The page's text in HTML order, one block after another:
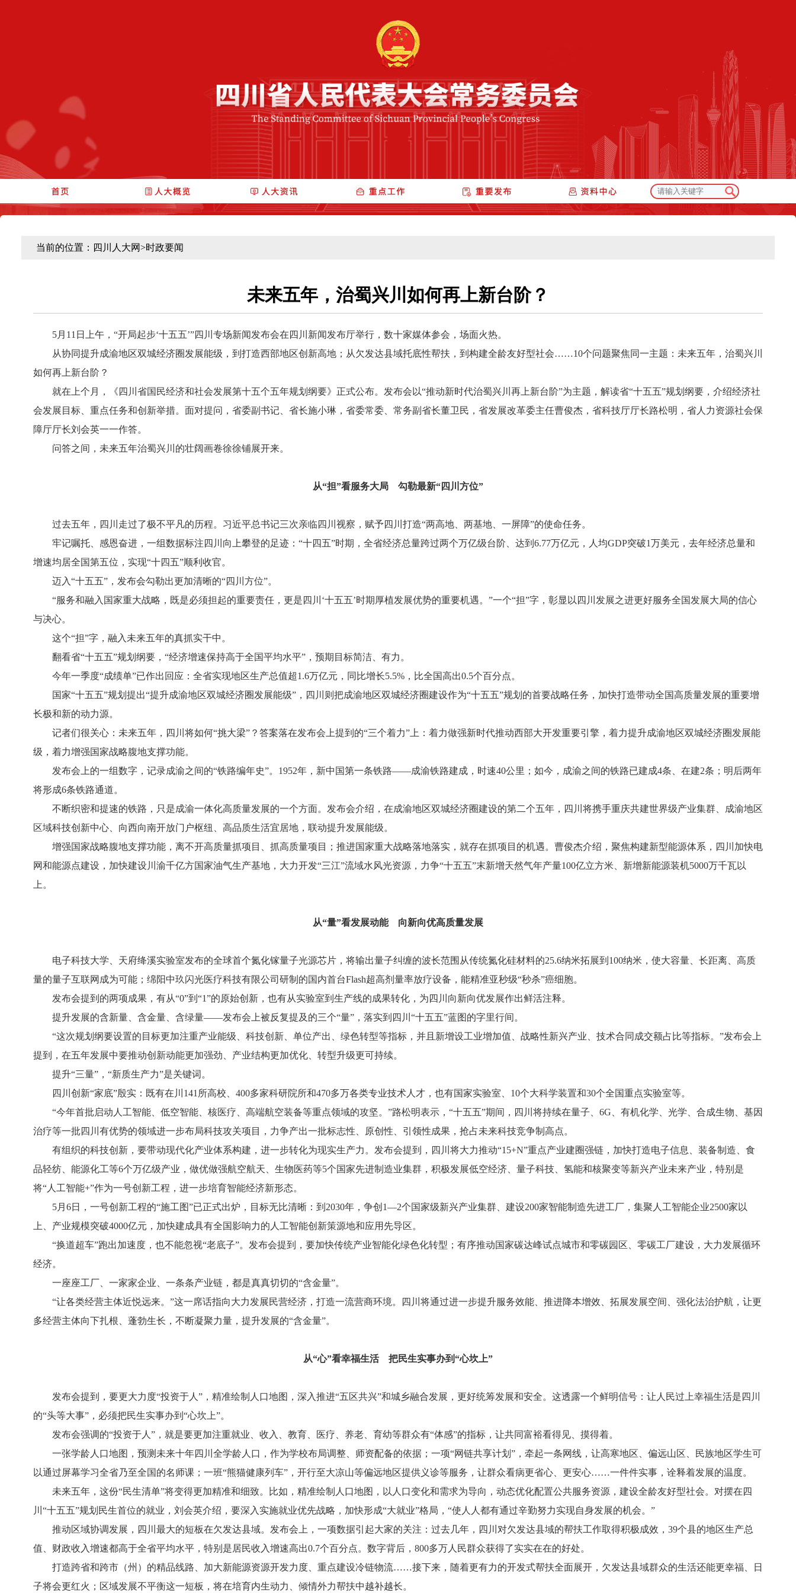
当前的位置： 四川人大网>时政要闻
未来五年，治蜀兴川如何再上新台阶？
5月11日上午，“开局起步‘十五五’”四川专场新闻发布会在四川新闻发布厅举行，数十家媒体参会，场面火热。
从协同提升成渝地区双城经济圈发展能级，到打造西部地区创新高地；从欠发达县域托底性帮扶，到构建全龄友好型社会……10个问题聚焦同一主题：未来五年，治蜀兴川
如何再上新台阶？
就在上个月，《四川省国民经济和社会发展第十五个五年规划纲要》正式公布。发布会以“推动新时代治蜀兴川再上新台阶”为主题，解读省“十五五”规划纲要，介绍经济社
会发展目标、重点任务和创新举措。面对提问，省委副书记、省长施小琳，省委常委、常务副省长董卫民，省发展改革委主任曹俊杰，省科技厅厅长路松明，省人力资源社会保
障厅厅长刘会英一一作答。
问答之间，未来五年治蜀兴川的壮阔画卷徐徐铺展开来。
从“担”看服务大局 勾勒最新“四川方位”
过去五年，四川走过了极不平凡的历程。习近平总书记三次亲临四川视察，赋予四川打造“两高地、两基地、一屏障”的使命任务。
牢记嘱托、感恩奋进，一组数据标注四川向上攀登的足迹：“十四五”时期，全省经济总量跨过两个万亿级台阶、达到6.77万亿元，人均GDP突破1万美元，去年经济总量和
增速均居全国第五位，实现“十四五”顺利收官。
迈入“十五五”，发布会勾勒出更加清晰的“四川方位”。
“服务和融入国家重大战略，既是必须担起的重要责任，更是四川‘十五五’时期厚植发展优势的重要机遇。”一个“担”字，彰显以四川发展之进更好服务全国发展大局的信心
与决心。
这个“担”字，融入未来五年的真抓实干中。
翻看省“十五五”规划纲要，“经济增速保持高于全国平均水平”，预期目标简洁、有力。
今年一季度“成绩单”已作出回应：全省实现地区生产总值超1.6万亿元，同比增长5.5%，比全国高出0.5个百分点。
国家“十五五”规划提出“提升成渝地区双城经济圈发展能级”，四川则把成渝地区双城经济圈建设作为“十五五”规划的首要战略任务，加快打造带动全国高质量发展的重要增
长极和新的动力源。
记者们很关心：未来五年，四川将如何“挑大梁”？答案落在发布会上提到的“三个着力”上：着力做强新时代推动西部大开发重要引擎，着力提升成渝地区双城经济圈发展能
级，着力增强国家战略腹地支撑功能。
发布会上的一组数字，记录成渝之间的“铁路编年史”。1952年，新中国第一条铁路——成渝铁路建成，时速40公里；如今，成渝之间的铁路已建成4条、在建2条；明后两年
将形成6条铁路通道。
不断织密和提速的铁路，只是成渝一体化高质量发展的一个方面。发布会介绍，在成渝地区双城经济圈建设的第二个五年，四川将携手重庆共建世界级产业集群、成渝地区
区域科技创新中心、向西向南开放门户枢纽、高品质生活宜居地，联动提升发展能级。
增强国家战略腹地支撑功能，离不开高质量抓项目、抓高质量项目；推进国家重大战略落地落实，就存在抓项目的机遇。曹俊杰介绍，聚焦构建新型能源体系，四川加快电
网和能源点建设，加快建设川渝千亿方国家油气生产基地，大力开发“三江”流域水风光资源，力争“十五五”末新增天然气年产量100亿立方米、新增新能源装机5000万千瓦以
上。
从“量”看发展动能 向新向优高质量发展
电子科技大学、天府绛溪实验室发布的全球首个氮化镓量子光源芯片，将输出量子纠缠的波长范围从传统氮化硅材料的25.6纳米拓展到100纳米，使大容量、长距离、高质
量的量子互联网成为可能；绵阳中玖闪光医疗科技有限公司研制的国内首台Flash超高剂量率放疗设备，能精准亚秒级“秒杀”癌细胞。
发布会提到的两项成果，有从“0”到“1”的原始创新，也有从实验室到生产线的成果转化，为四川向新向优发展作出鲜活注释。
提升发展的含新量、含金量、含绿量——发布会上被反复提及的三个“量”，落实到四川“十五五”蓝图的字里行间。
“这次规划纲要设置的目标更加注重产业能级、科技创新、单位产出、绿色转型等指标，并且新增设工业增加值、战略性新兴产业、技术合同成交额占比等指标。”发布会上
提到，在五年发展中要推动创新动能更加强劲、产业结构更加优化、转型升级更可持续。
提升“三量”，“新质生产力”是关键词。
四川创新“家底”殷实：既有在川141所高校、400多家科研院所和470多万各类专业技术人才，也有国家实验室、10个大科学装置和30个全国重点实验室等。
“今年首批启动人工智能、低空智能、核医疗、高端航空装备等重点领域的攻坚。”路松明表示，“十五五”期间，四川将持续在量子、6G、有机化学、光学、合成生物、基因
治疗等一批四川有优势的领域进一步布局科技攻关项目，力争产出一批标志性、原创性、引领性成果，抢占未来科技竞争制高点。
有组织的科技创新，要带动现代化产业体系构建，进一步转化为现实生产力。发布会提到，四川将大力推动“15+N”重点产业建圈强链，加快打造电子信息、装备制造、食
品轻纺、能源化工等6个万亿级产业，做优做强航空航天、生物医药等5个国家先进制造业集群，积极发展低空经济、量子科技、氢能和核聚变等新兴产业未来产业，特别是
将“人工智能+”作为一号创新工程，进一步培育智能经济新形态。
5月6日，一号创新工程的“施工图”已正式出炉，目标无比清晰：到2030年，争创1—2个国家级新兴产业集群、建设200家智能制造先进工厂，集聚人工智能企业2500家以
上、产业规模突破4000亿元，加快建成具有全国影响力的人工智能创新策源地和应用先导区。
“换道超车”跑出加速度，也不能忽视“老底子”。发布会提到，要加快传统产业智能化绿色化转型；有序推动国家碳达峰试点城市和零碳园区、零碳工厂建设，大力发展循环
经济。
一座座工厂、一家家企业、一条条产业链，都是真真切切的“含金量”。
“让各类经营主体近悦远来。”这一席话指向大力发展民营经济，打造一流营商环境。四川将通过进一步提升服务效能、推进降本增效、拓展发展空间、强化法治护航，让更
多经营主体向下扎根、蓬勃生长，不断凝聚力量，提升发展的“含金量”。
从“心”看幸福生活 把民生实事办到“心坎上”
发布会提到，要更大力度“投资于人”，精准绘制人口地图，深入推进“五区共兴”和城乡融合发展，更好统筹发展和安全。这透露一个鲜明信号：让人民过上幸福生活是四川
的“头等大事”，必须把民生实事办到“心坎上”。
发布会强调的“投资于人”，就是要更加注重就业、收入、教育、医疗、养老、育幼等群众有“体感”的指标，让共同富裕看得见、摸得着。
一张学龄人口地图，预测未来十年四川全学龄人口，作为学校布局调整、师资配备的依据；一项“网链共享计划”，牵起一条网线，让高寒地区、偏远山区、民族地区学生可
以通过屏幕学习全省乃至全国的名师课；一班“熊猫健康列车”，开行至大凉山等偏远地区提供义诊等服务，让群众看病更省心、更安心……一件件实事，诠释着发展的温度。
未来五年，这份“民生清单”将变得更加精准和细致。比如，精准绘制人口地图，以人口变化和需求为导向，动态优化配置公共服务资源，建设全龄友好型社会。对摆在四
川“十五五”规划民生首位的就业，刘会英介绍，要深入实施就业优先战略，加快形成“大就业”格局，“使人人都有通过辛勤努力实现自身发展的机会。”
推动区域协调发展，四川最大的短板在欠发达县域。发布会上，一项数据引起大家的关注：过去几年，四川对欠发达县域的帮扶工作取得积极成效，39个县的地区生产总
值、财政收入增速都高于全省平均水平，特别是居民收入增速高出0.7个百分点。数字背后，800多万人民群众获得了实实在在的好处。
打造跨省和跨市（州）的精品线路、加大新能源资源开发力度、重点建设冷链物流……接下来，随着更有力的开发式帮扶全面展开，欠发达县域群众的生活还能更幸福、日
子将会更红火；区域发展不平衡这一短板，将在培育内生动力、倾情外力帮扶中越补越长。